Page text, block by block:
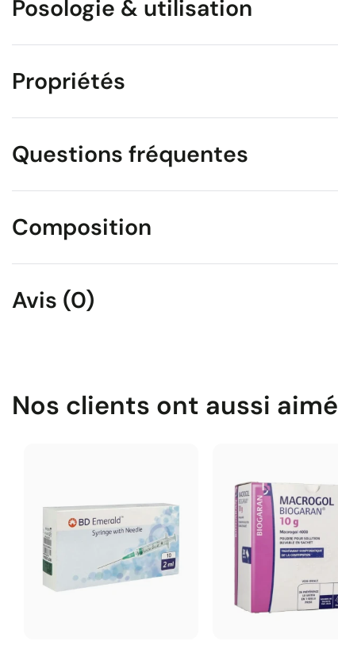
Posologie & utilisation
Propriétés
Questions fréquentes
Composition
Avis (0)
Nos clients ont aussi aimé